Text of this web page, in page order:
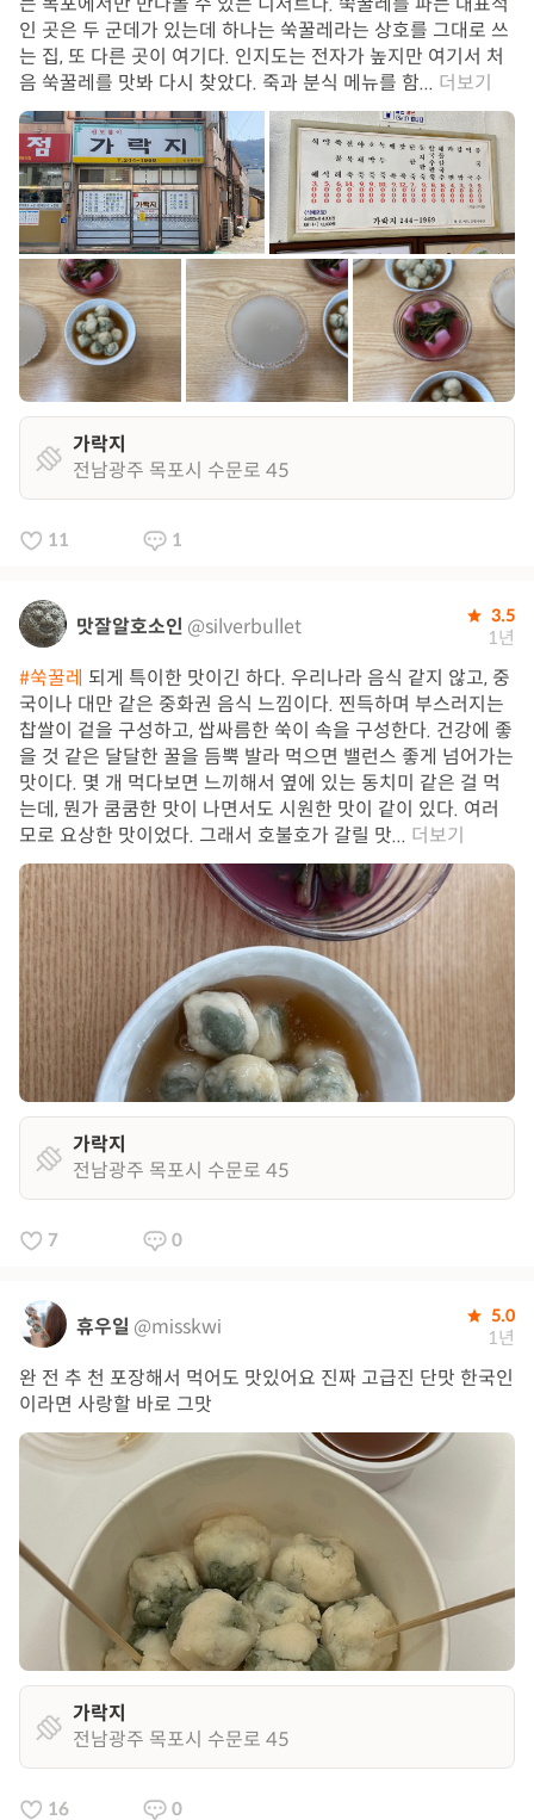
인 곳은 두 군데가 있는데 하나는 쑥꿀레라는 상호를 그대로 쓰
는 집, 또 다른 곳이 여기다. 인지도는 전자가 높지만 여기서 처
음 쑥꿀레를 맛봐 다시 찾았다. 죽과 분식 메뉴를 함... 더보기
가락지
전남광주 목포시 수문로 45
11 1
맛잘알호소인 @silverbullet 3.5
1년
#쑥꿀레 되게 특이한 맛이긴 하다. 우리나라 음식 같지 않고, 중
국이나 대만 같은 중화권 음식 느낌이다. 찐득하며 부스러지는
찹쌀이 겉을 구성하고, 쌉싸름한 쑥이 속을 구성한다. 건강에 좋
을 것 같은 달달한 꿀을 듬뿍 발라 먹으면 밸런스 좋게 넘어가는
맛이다. 몇 개 먹다보면 느끼해서 옆에 있는 동치미 같은 걸 먹
는데, 뭔가 쿰쿰한 맛이 나면서도 시원한 맛이 같이 있다. 여러
모로 요상한 맛이었다. 그래서 호불호가 갈릴 맛... 더보기
가락지
전남광주 목포시 수문로 45
7 0
휴우일 @misskwi 5.0
1년
완 전 추 천 포장해서 먹어도 맛있어요 진짜 고급진 단맛 한국인
이라면 사랑할 바로 그맛
가락지
전남광주 목포시 수문로 45
16 0